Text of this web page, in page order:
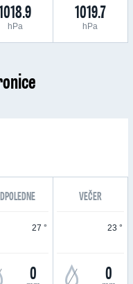
hPa
1019.7
hPa
VEČER
27 °
0
23 °
0